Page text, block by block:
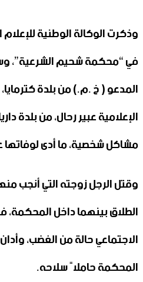
وذكرت الوكالة الوطنية
في “محكمة شحيم الشرعية”،
المدعو ( خ .م.) من بلدة
الإعلامية عبير رحال، من بلدة
مشاكل شخصية، ما أدى لوفاتها
الطلاق بينهما داخل
الاجتماعي حالة من الغضب،
المحكمة حاملاً سلاحه.